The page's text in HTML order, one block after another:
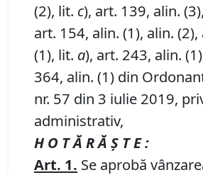
(2), lit. c), art. 139, alin.
art. 154, alin. (1), alin.
(1), lit. a), art. 243, alin.
364, alin. (1) din
nr. 57 din 3 iulie 2019,
administrativ,
H O T Ă R Ă Ş T E :
Art. 1. Se aprobă